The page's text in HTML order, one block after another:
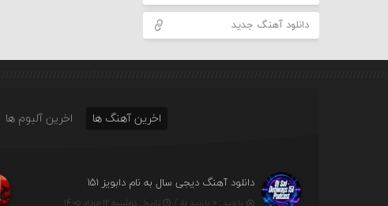
دانلود آهنگ جدید
اخرین آهنگ ها اخرین آلبوم ها
دانلود آهنگ دیجی سال به نام دابویز ۱۵۱
بازدید : ۰ بازدید بار / تاریخ : دوشنبه ۱۲ مرداد ۱۴۰۵